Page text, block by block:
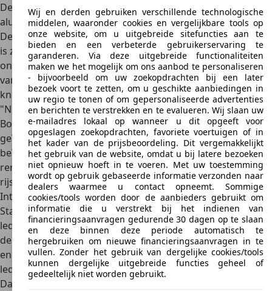
De
hele carrosserie is gemaakt van een
aluminiumlegering, die verbonden is met een stalen frame.
De combinatie van de twee elementen, staal en aluminium,
is zichtbaar in het hele voertuig. Het voertuig heeft
onafhankelijke ophanging en veel anti-roll bars. De mate
van demping kon door de bestuurder met een druk op de
knop worden geregeld. Er was keuze uit de standen
"Normaal" en "Sport".
Bovendien werd eenspeciaal ASR Drive Control System
geïnstalleerd, dat de demping verder intelligent
beïnvloedt. Zo worden de stuurhoek, de snelheid, het
remeffect en de acceleratie intern geëvalueerd om de
rijstijl te optimaliseren.
Interieur
Standaard werd de Ferrari 550 Maranellouitgerustmet
leder. Dit gold niet alleen voor de stoelen, maar ook voor
de zijbekleding en het dashboard. Door het sterke zonlicht
en de doorgaans hoge temperaturen in Italië begon de
lederen bekleding echter na enkele jaren te scheuren.
Daarom waren in die tijd tegen meerprijs bekledingen van
Wij en derden gebruiken verschillende technologische
middelen, waaronder cookies en vergelijkbare tools op
onze website, om u uitgebreide sitefuncties aan te
bieden en een verbeterde gebruikerservaring te
garanderen. Via deze uitgebreide functionaliteiten
maken we het mogelijk om ons aanbod te personaliseren
- bijvoorbeeld om uw zoekopdrachten bij een later
bezoek voort te zetten, om u geschikte aanbiedingen in
uw regio te tonen of om gepersonaliseerde advertenties
en berichten te verstrekken en te evalueren. Wij slaan uw
e-mailadres lokaal op wanneer u dit opgeeft voor
opgeslagen zoekopdrachten, favoriete voertuigen of in
het kader van de prijsbeoordeling. Dit vergemakkelijkt
het gebruik van de website, omdat u bij latere bezoeken
niet opnieuw hoeft in te voeren. Met uw toestemming
wordt op gebruik gebaseerde informatie verzonden naar
dealers waarmee u contact opneemt. Sommige
cookies/tools worden door de aanbieders gebruikt om
informatie die u verstrekt bij het indienen van
financieringsaanvragen gedurende 30 dagen op te slaan
en deze binnen deze periode automatisch te
hergebruiken om nieuwe financieringsaanvragen in te
vullen. Zonder het gebruik van dergelijke cookies/tools
kunnen dergelijke uitgebreide functies geheel of
gedeeltelijk niet worden gebruikt.